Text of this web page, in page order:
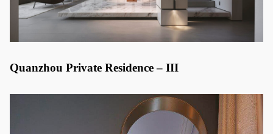
Quanzhou Private Residence – III